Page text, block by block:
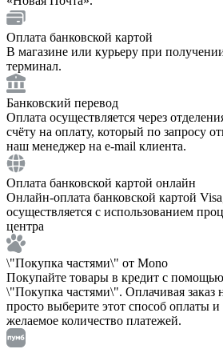
Оплата банковской картой
В магазине или курьеру при
терминал.
Банковский перевод
Оплата осуществляется через
счёту на оплату, который по запросу
наш менеджер на e-mail клиента.
Оплата банковской картой онлайн
Онлайн-оплата банковской картой
осуществляется с использованием
центра
\"Покупка частями\" от Mono
Покупайте товары в кредит с
\"Покупка частями\". Оплачивая заказ
просто выберите этот способ оплаты
желаемое количество платежей.